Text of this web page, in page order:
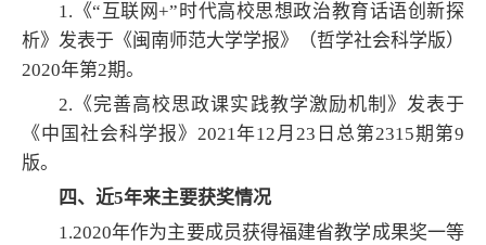
1.《“互联网+”时代高校思想政治教育话语创新探
析》发表于《闽南师范大学学报》（哲学社会科学版）
2020年第2期。
2.《完善高校思政课实践教学激励机制》发表于
《中国社会科学报》2021年12月23日总第2315期第9
版。
四、近5年来主要获奖情况
1.2020年作为主要成员获得福建省教学成果奖一等